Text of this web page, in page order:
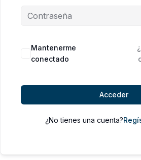
Alternative:
Mantenerme
conectado
Acceder
¿No tienes una cuenta?